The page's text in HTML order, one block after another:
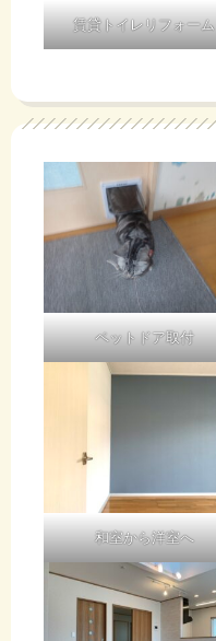
賃貸トイレリフォーム
ペットドア取付
和室から洋室へ